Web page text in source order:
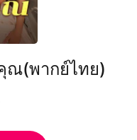
ณ(พากย์ไทย)